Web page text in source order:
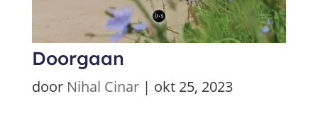
Doorgaan
door Nihal Cinar| okt 25, 2023